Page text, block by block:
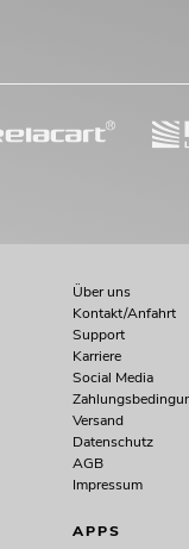
Über uns
Kontakt/Anfahrt
Support
Karriere
Social Media
Versand
Datenschutz
AGB
Impressum
APPS